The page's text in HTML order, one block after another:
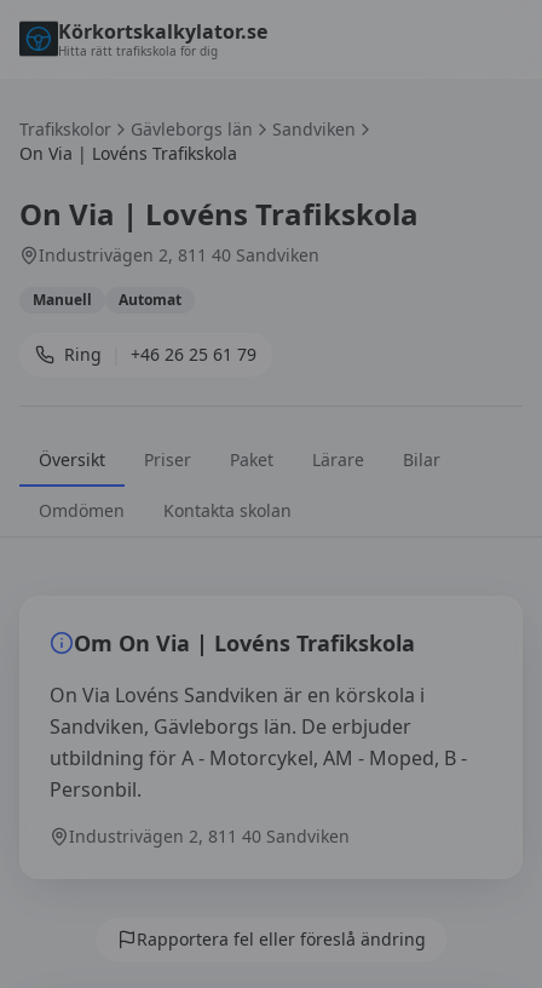
Körkortskalkylator.se
Hitta rätt trafikskola för dig
Trafikskolor Gävleborgs län
Sandviken
On Via | Lovéns Trafikskola
On Via | Lovéns Trafikskola
Industrivägen 2, 811 40 Sandviken
Manuell Automat
Ring +46 26 25 61 79
Översikt Priser Paket Lärare Bilar
Omdömen Kontakta skolan
Om On Via | Lovéns Trafikskola
On Via Lovéns Sandviken är en körskola i
Sandviken, Gävleborgs län. De erbjuder
utbildning för A - Motorcykel, AM - Moped, B -
Personbil.
Industrivägen 2, 811 40 Sandviken
Rapportera fel eller föreslå ändring